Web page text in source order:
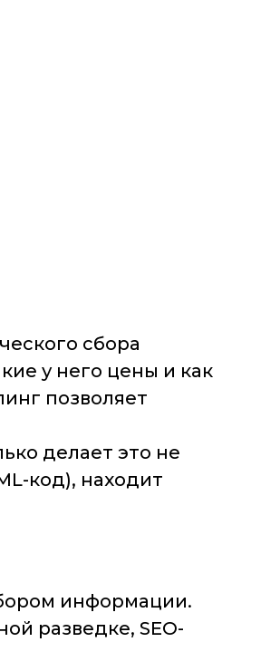
сбора
у него цены и как
позволяет
делает это не
код), находит
информации.
разведке, SEO-